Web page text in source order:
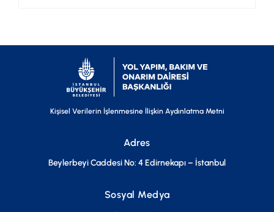
Kişisel Verilerin İşlenmesine İlişkin Aydınlatma Metni
Adres
Beylerbeyi Caddesi No: 4 Edirnekapı – İstanbul
Sosyal Medya